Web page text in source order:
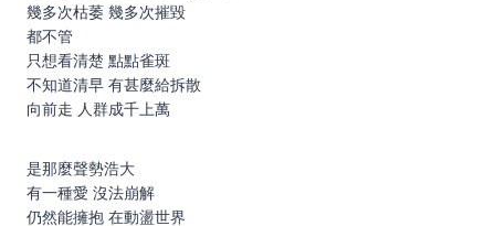
幾多次枯萎 幾多次摧毀
都不管
只想看清楚 點點雀斑
不知道清早 有甚麼給拆散
向前走 人群成千上萬
是那麼聲勢浩大
有一種愛 沒法崩解
仍然能擁抱 在動盪世界